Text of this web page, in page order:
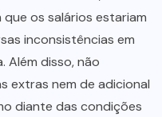
os salários estariam
inconsistências em
Além disso, não
extras nem de adicional
diante das condições